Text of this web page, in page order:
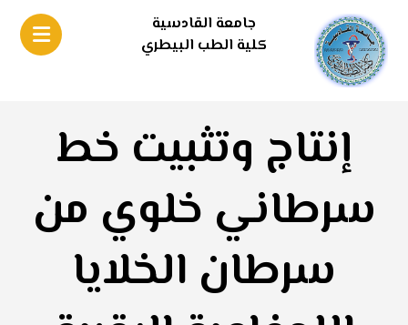
جامعة القادسية
كلية الطب البيطري
إنتاج وتثبيت خط
سرطاني خلوي من
سرطان الخلايا